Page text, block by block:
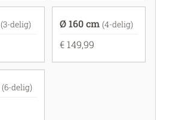
(3-delig) Ø 160 cm (4-delig)
€ 149,99
(6-delig)